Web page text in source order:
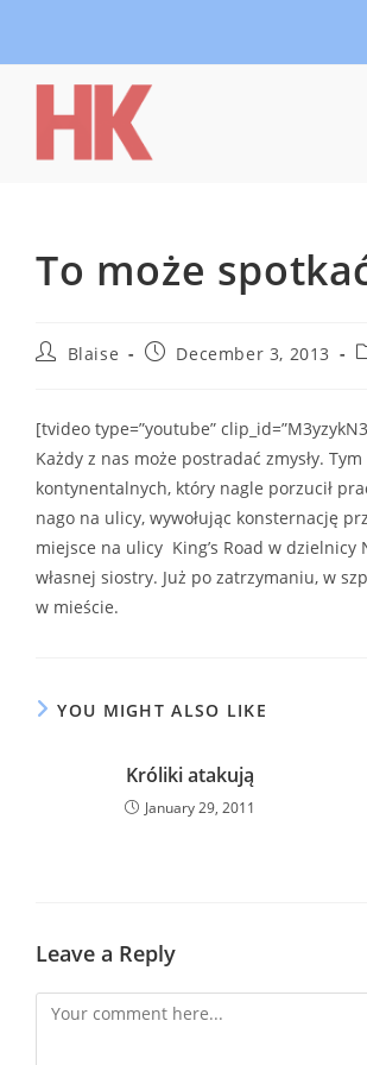
To może
PostBlaise
PostDecember 3, 2013
[tvideo type=”youtube”
Każdy z nas może postradać zmysły.
kontynentalnych, który nagle porzucił
nago na ulicy, wywołując konsternację
miejsce na ulicy King’s Road w dzielnicy
własnej siostry. Już po zatrzymaniu, w
w mieście.
YOU MIGHT ALSO LIKE
Króliki atakują
January 29, 2011
Leave a Reply
Comment